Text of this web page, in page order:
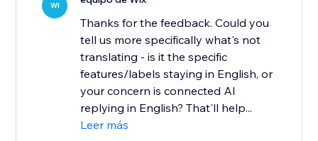
WI
Thanks for the feedback. Could you
tell us more specifically what's not
translating - is it the specific
features/labels staying in English, or
your concern is connected AI
replying in English? That'll help...
Leer más